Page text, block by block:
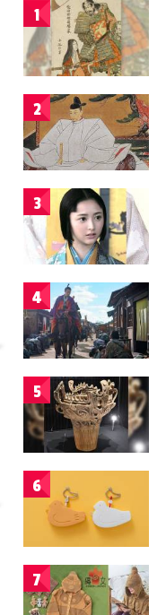
1
2
3
4
5
6
7